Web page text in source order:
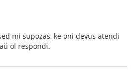
mi supozas, ke oni devus atendi
ol respondi.